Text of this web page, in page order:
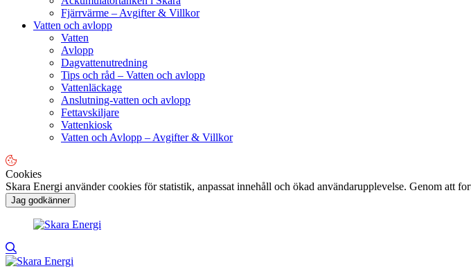
Fjärrvärme – Avgifter & Villkor
Vatten och avlopp
Vatten
Avlopp
Dagvattenutredning
Tips och råd – Vatten och avlopp
Vattenläckage
Anslutning-vatten och avlopp
Fettavskiljare
Vattenkiosk
Vatten och Avlopp – Avgifter & Villkor
Cookies
Skara Energi använder cookies för statistik, anpassat innehåll och ökad användarupplevelse. Genom att
Jag godkänner